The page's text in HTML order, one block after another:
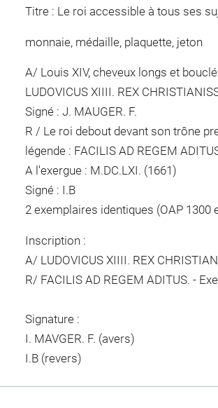
Titre : Le roi accessible à tous ses
monnaie, médaille, plaquette, jeton
A/ Louis XIV, cheveux longs et
LUDOVICUS XIIII. REX
Signé : J. MAUGER. F.
R / Le roi debout devant son trône
légende : FACILIS AD REGEM
A l'exergue : M.DC.LXI. (1661)
Signé : I.B
2 exemplaires identiques (OAP 1300
Inscription :
A/ LUDOVICUS XIIII. REX
R/ FACILIS AD REGEM ADITUS. -
Signature :
I. MAVGER. F. (avers)
I.B (revers)